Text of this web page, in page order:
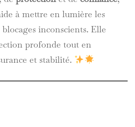
à mettre en lumière les
blocages inconscients. Elle
profonde tout en
et stabilité.